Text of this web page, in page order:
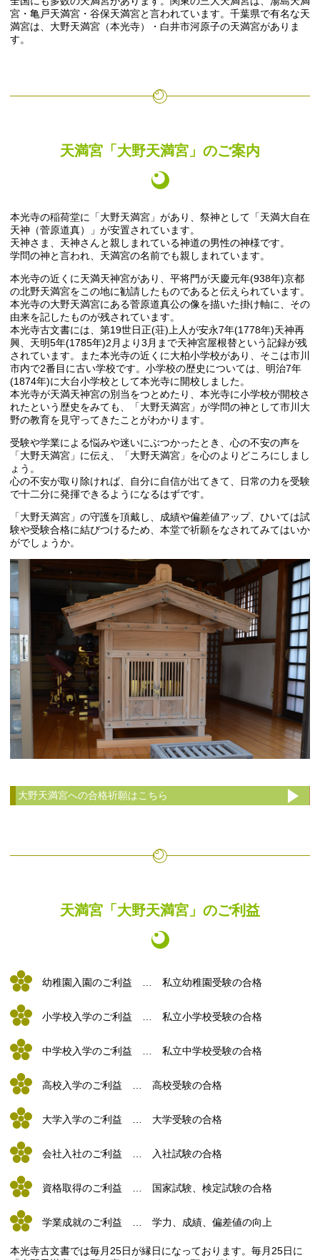
宮・亀戸天満宮・谷保天満宮と言われています。千葉県で有名な天
満宮は、大野天満宮（本光寺）・白井市河原子の天満宮がありま
す。
天満宮「大野天満宮」のご案内
本光寺の稲荷堂に「大野天満宮」があり、祭神として「天満大自在
天神（菅原道真）」が安置されています。
天神さま、天神さんと親しまれている神道の男性の神様です。
学問の神と言われ、天満宮の名前でも親しまれています。
本光寺の近くに天満天神宮があり、平将門が天慶元年(938年)京都
の北野天満宮をこの地に勧請したものであると伝えられています。
本光寺の大野天満宮にある菅原道真公の像を描いた掛け軸に、その
由来を記したものが残されています。
本光寺古文書には、第19世日正(荘)上人が安永7年(1778年)天神再
興、天明5年(1785年)2月より3月まで天神宮屋根替という記録が残
されています。また本光寺の近くに大柏小学校があり、そこは市川
市内で2番目に古い学校です。小学校の歴史については、明治7年
(1874年)に大台小学校として本光寺に開校しました。
本光寺が天満天神宮の別当をつとめたり、本光寺に小学校が開校さ
れたという歴史をみても、「大野天満宮」が学問の神として市川大
野の教育を見守ってきたことがわかります。
受験や学業による悩みや迷いにぶつかったとき、心の不安の声を
「大野天満宮」に伝え、「大野天満宮」を心のよりどころにしまし
ょう。
心の不安が取り除ければ、自分に自信が出てきて、日常の力を受験
で十二分に発揮できるようになるはずです。
「大野天満宮」の守護を頂戴し、成績や偏差値アップ、ひいては試
験や受験合格に結びつけるため、本堂で祈願をなされてみてはいか
がでしょうか。
大野天満宮への合格祈願はこちら
天満宮「大野天満宮」のご利益
幼稚園入園のご利益 … 私立幼稚園受験の合格
小学校入学のご利益 … 私立小学校受験の合格
中学校入学のご利益 … 私立中学校受験の合格
高校入学のご利益 … 高校受験の合格
大学入学のご利益 … 大学受験の合格
会社入社のご利益 … 入社試験の合格
資格取得のご利益 … 国家試験、検定試験の合格
学業成就のご利益 … 学力、成績、偏差値の向上
本光寺古文書では毎月25日が縁日になっております。毎月25日に